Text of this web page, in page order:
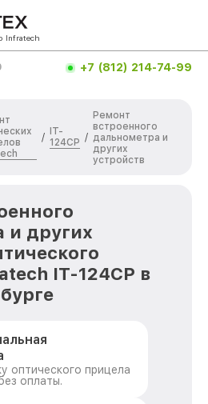
Infratech
+7 (812) 214-74-99
/
IT-
124CP /
Ремонт
встроенного
дальнометра и
других
устройств
и других
IT-124CP в
оптического прицела
оплаты.